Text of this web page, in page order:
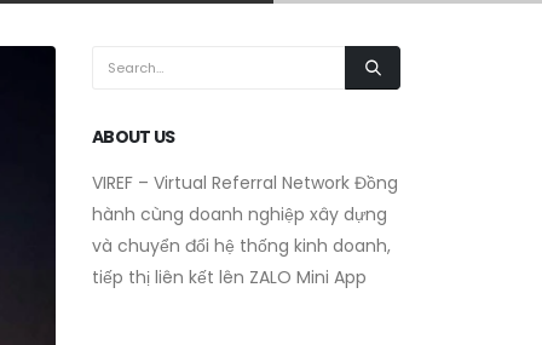
ABOUT US
VIREF – Virtual Referral Network Đồng
hành cùng doanh nghiệp xây dựng
và chuyển đổi hệ thống kinh doanh,
tiếp thị liên kết lên ZALO Mini App